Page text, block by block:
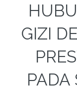
GIZI
PADA